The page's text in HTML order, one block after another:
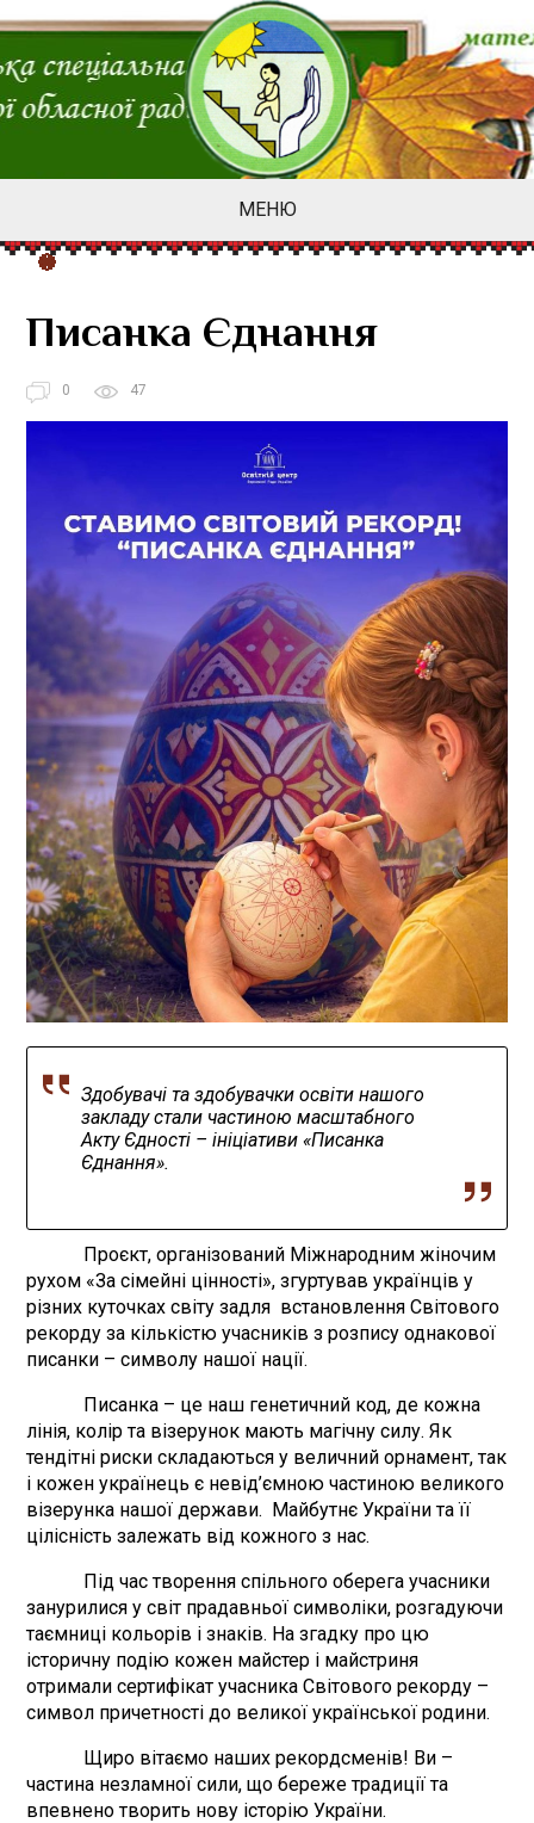
МЕНЮ
Писанка Єднання
0 47
Здобувачі та здобувачки освіти нашого
закладу стали частиною масштабного
Акту Єдності – ініціативи «Писанка
Єднання».
Проєкт, організований Міжнародним жіночим
рухом «За сімейні цінності», згуртував українців у
різних куточках світу задля встановлення Світового
рекорду за кількістю учасників з розпису однакової
писанки – символу нашої нації.
Писанка – це наш генетичний код, де кожна
лінія, колір та візерунок мають магічну силу. Як
тендітні риски складаються у величний орнамент, так
і кожен українець є невід’ємною частиною великого
візерунка нашої держави. Майбутнє України та її
цілісність залежать від кожного з нас.
Під час творення спільного оберега учасники
занурилися у світ прадавньої символіки, розгадуючи
таємниці кольорів і знаків. На згадку про цю
історичну подію кожен майстер і майстриня
отримали сертифікат учасника Світового рекорду –
символ причетності до великої української родини.
Щиро вітаємо наших рекордсменів! Ви –
частина незламної сили, що береже традиції та
впевнено творить нову історію України.